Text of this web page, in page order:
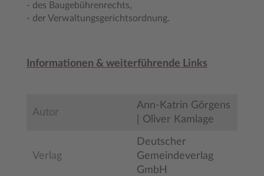
- des Baugebührenrechts,
- der Verwaltungsgerichtsordnung.
Informationen & weiterführende Links
Autor
Ann-Katrin Görgens
| Oliver Kamlage
Verlag
Deutscher
Gemeindeverlag
GmbH